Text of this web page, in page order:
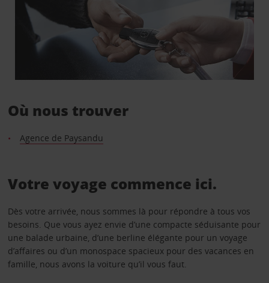
Où nous trouver
Agence de Paysandu
Votre voyage commence ici.
Dès votre arrivée, nous sommes là pour répondre à tous vos
besoins. Que vous ayez envie d’une compacte séduisante pour
une balade urbaine, d’une berline élégante pour un voyage
d’affaires ou d’un monospace spacieux pour des vacances en
famille, nous avons la voiture qu’il vous faut.